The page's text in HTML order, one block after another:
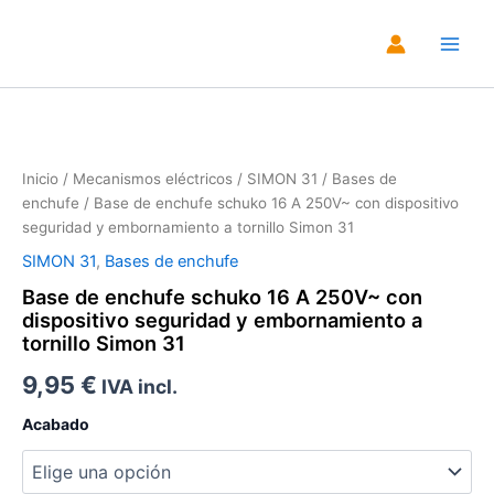
Inicio / Mecanismos eléctricos / SIMON 31 / Bases de
enchufe / Base de enchufe schuko 16 A 250V~ con dispositivo
seguridad y embornamiento a tornillo Simon 31
SIMON 31, Bases de enchufe
Base de enchufe schuko 16 A 250V~ con
dispositivo seguridad y embornamiento a
tornillo Simon 31
9,95 € IVA incl.
Acabado